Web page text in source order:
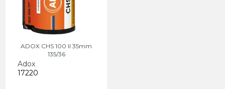
ADOX CHS 100 II 35mm
135/36
Adox
17220